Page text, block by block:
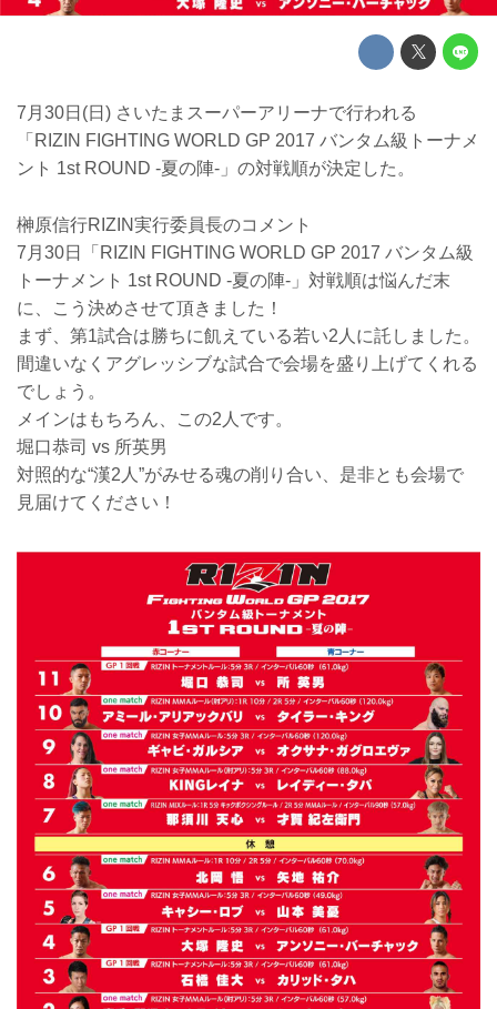
7月30日(日) さいたまスーパーアリーナで行われる
「RIZIN FIGHTING WORLD GP 2017 バンタム級トーナメ
ント 1st ROUND -夏の陣-」の対戦順が決定した。
榊原信行RIZIN実行委員長のコメント
7月30日「RIZIN FIGHTING WORLD GP 2017 バンタム級
トーナメント 1st ROUND -夏の陣-」対戦順は悩んだ末
に、こう決めさせて頂きました！
まず、第1試合は勝ちに飢えている若い2人に託しました。
間違いなくアグレッシブな試合で会場を盛り上げてくれる
でしょう。
メインはもちろん、この2人です。
堀口恭司 vs 所英男
対照的な“漢2人”がみせる魂の削り合い、是非とも会場で
見届けてください！